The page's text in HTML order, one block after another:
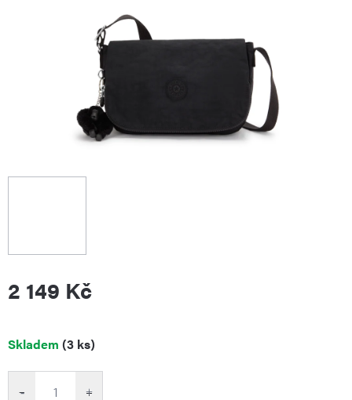
2 149 Kč
Měrná
Skladem (3 ks)
+
−